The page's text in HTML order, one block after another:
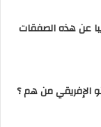
عن هذه الصفقات